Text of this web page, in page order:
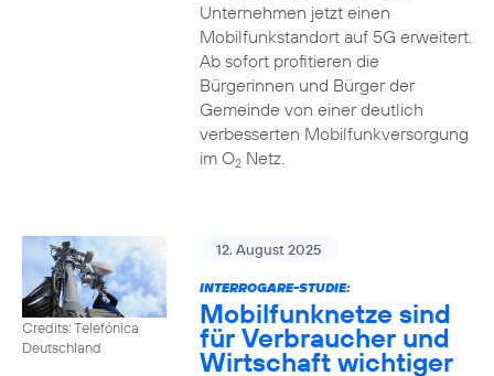
Unternehmen jetzt einen
Mobilfunkstandort auf 5G erweitert.
Ab sofort profitieren die
Bürgerinnen und Bürger der
Gemeinde von einer deutlich
verbesserten Mobilfunkversorgung
im O2Netz.
Credits: Telefónica
Deutschland
12. August 2025
INTERROGARE-STUDIE:
Mobilfunknetze sind
für Verbraucher und
Wirtschaft wichtiger